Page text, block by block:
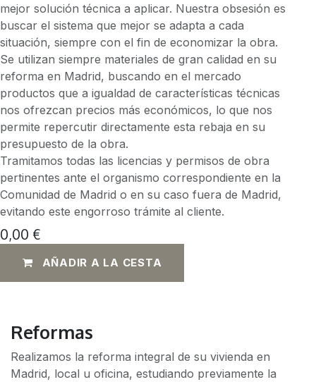
mejor solución técnica a aplicar. Nuestra obsesión es
buscar el sistema que mejor se adapta a cada
situación, siempre con el fin de economizar la obra.
Se utilizan siempre materiales de gran calidad en su
reforma en Madrid, buscando en el mercado
productos que a igualdad de características técnicas
nos ofrezcan precios más económicos, lo que nos
permite repercutir directamente esta rebaja en su
presupuesto de la obra.
Tramitamos todas las licencias y permisos de obra
pertinentes ante el organismo correspondiente en la
Comunidad de Madrid o en su caso fuera de Madrid,
evitando este engorroso trámite al cliente.
0,00 €
AÑADIR A LA CESTA
Reformas
Realizamos la reforma integral de su vivienda en
Madrid, local u oficina, estudiando previamente la